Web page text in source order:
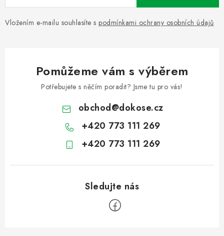
Vložením e-mailu souhlasíte s podmínkami ochrany osobních údajů
Pomůžeme vám s výběrem
Potřebujete s něčím poradit? Jsme tu pro vás!
obchod@dokose.cz
+420 773 111 269
+420 773 111 269